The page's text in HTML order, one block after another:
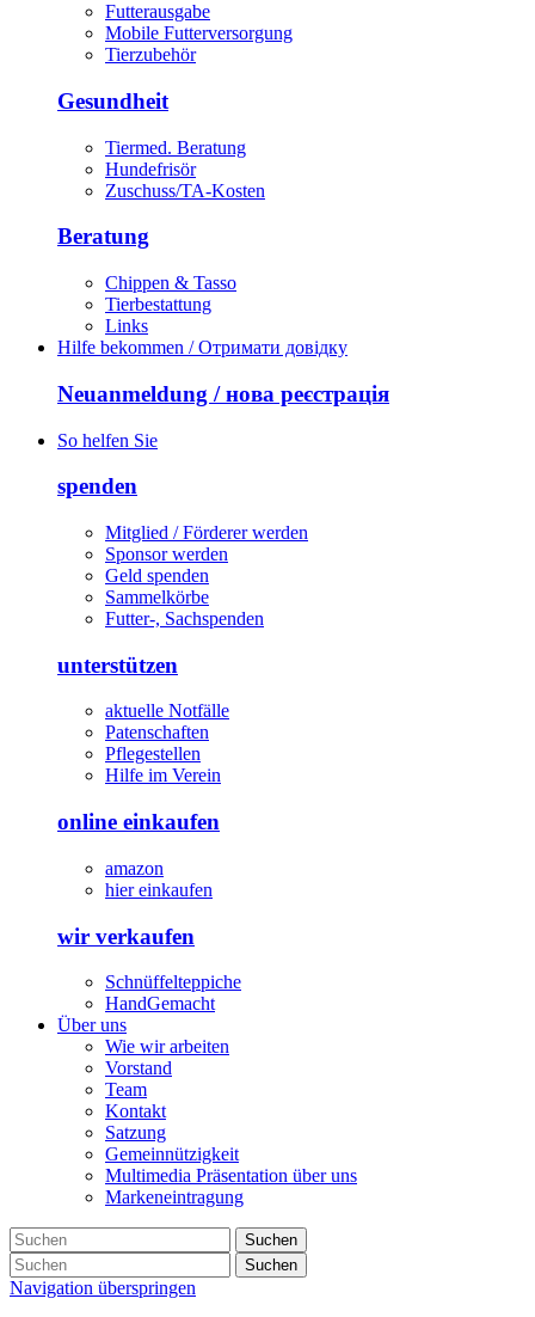
Futterausgabe
Mobile Futterversorgung
Tierzubehör
Gesundheit
Tiermed. Beratung
Hundefrisör
Zuschuss/TA-Kosten
Beratung
Chippen & Tasso
Tierbestattung
Links
Hilfe bekommen / Отримати довідку
Neuanmeldung / нова реєстрація
So helfen Sie
spenden
Mitglied / Förderer werden
Sponsor werden
Geld spenden
Sammelkörbe
Futter-, Sachspenden
unterstützen
aktuelle Notfälle
Patenschaften
Pflegestellen
Hilfe im Verein
online einkaufen
amazon
hier einkaufen
wir verkaufen
Schnüffelteppiche
HandGemacht
Über uns
Wie wir arbeiten
Vorstand
Team
Kontakt
Satzung
Gemeinnützigkeit
Multimedia Präsentation über uns
Markeneintragung
Suchen
Suchen
Navigation überspringen